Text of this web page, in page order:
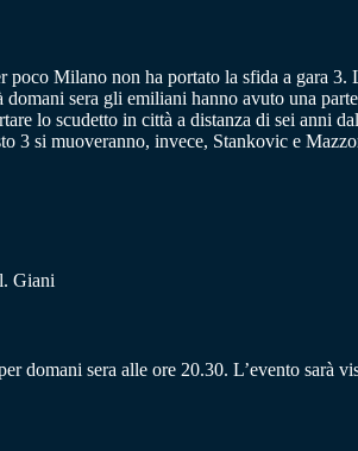
Milano non ha portato la sfida a gara 3.
sera gli emiliani hanno avuto una
lo scudetto in città a distanza di sei anni
3 si muoveranno, invece, Stankovic e
Giani
domani sera alle ore 20.30. L’evento sarà